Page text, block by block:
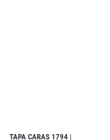
TAPA CARAS 1794 |